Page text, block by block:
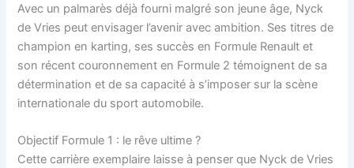
Avec un palmarès déjà fourni malgré son jeune âge, Nyck
de Vries peut envisager l’avenir avec ambition. Ses titres de
champion en karting, ses succès en Formule Renault et
son récent couronnement en Formule 2 témoignent de sa
détermination et de sa capacité à s’imposer sur la scène
internationale du sport automobile.
Objectif Formule 1 : le rêve ultime ?
Cette carrière exemplaire laisse à penser que Nyck de Vries